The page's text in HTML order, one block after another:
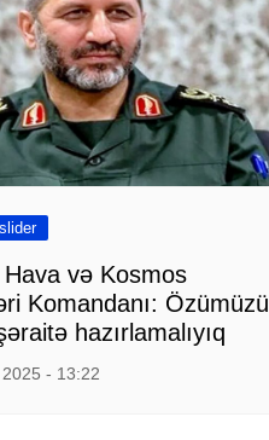
slider
Hava və Kosmos
Komandanı: Özümüzü
hazırlamalıyıq
- 13:22